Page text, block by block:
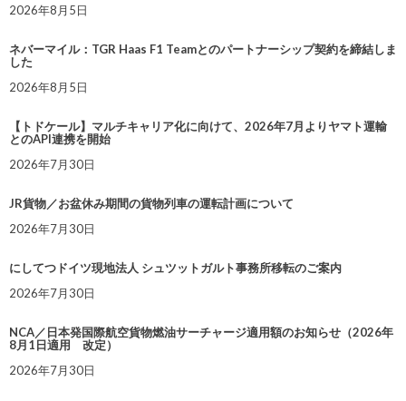
2026年8月5日
ネバーマイル：TGR Haas F1 Teamとのパートナーシップ契約を締結しま
した
2026年8月5日
【トドケール】マルチキャリア化に向けて、2026年7月よりヤマト運輸
とのAPI連携を開始
2026年7月30日
JR貨物／お盆休み期間の貨物列車の運転計画について
2026年7月30日
にしてつドイツ現地法人 シュツットガルト事務所移転のご案内
2026年7月30日
NCA／日本発国際航空貨物燃油サーチャージ適用額のお知らせ（2026年
8月1日適用 改定）
2026年7月30日